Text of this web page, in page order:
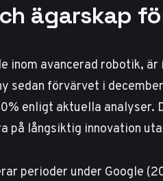
ägarskap
inom avancerad robotik,
sedan förvärvet i
enligt aktuella analyser.
på långsiktig innovation
perioder under Google